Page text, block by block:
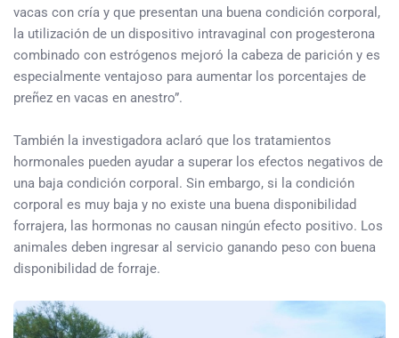
vacas con cría y que presentan una buena condición corporal,
la utilización de un dispositivo intravaginal con progesterona
combinado con estrógenos mejoró la cabeza de parición y es
especialmente ventajoso para aumentar los porcentajes de
preñez en vacas en anestro”.
También la investigadora aclaró que los tratamientos
hormonales pueden ayudar a superar los efectos negativos de
una baja condición corporal. Sin embargo, si la condición
corporal es muy baja y no existe una buena disponibilidad
forrajera, las hormonas no causan ningún efecto positivo. Los
animales deben ingresar al servicio ganando peso con buena
disponibilidad de forraje.